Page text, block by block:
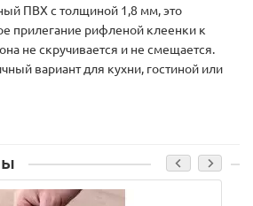
ПВХ с толщиной 1,8 мм, это
прилегание рифленой клеенки к
не скручивается и не смещается.
вариант для кухни, гостиной или